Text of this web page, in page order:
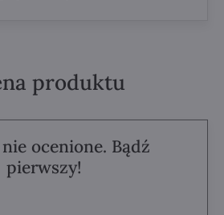
produktu
ocenione. Bądź
pierwszy!